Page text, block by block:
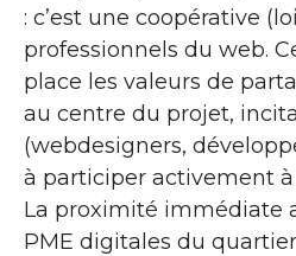
: c’est une coopérative
professionnels du web.
place les valeurs de
au centre du projet,
(webdesigners,
à participer activement
La proximité immédiate
PME digitales du